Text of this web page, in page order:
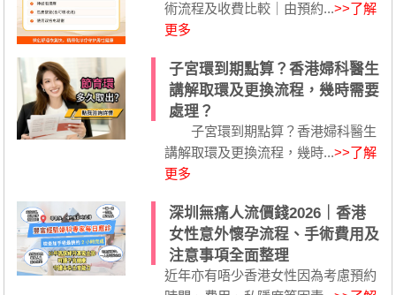
術流程及收費比較｜由預約...>>了解
更多
子宮環到期點算？香港婦科醫生
講解取環及更換流程，幾時需要
處理？
子宮環到期點算？香港婦科醫生
講解取環及更換流程，幾時...>>了解
更多
深圳無痛人流價錢2026｜香港
女性意外懷孕流程、手術費用及
注意事項全面整理
近年亦有唔少香港女性因為考慮預約